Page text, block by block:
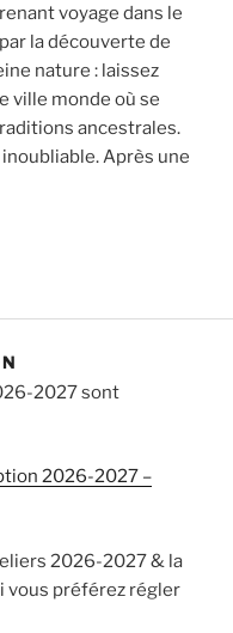
voyage dans le
la découverte de
nature : laissez
ville monde où se
ancestrales.
Après une
2027 sont
2026-2027 –
2026-2027 & la
vous préférez régler